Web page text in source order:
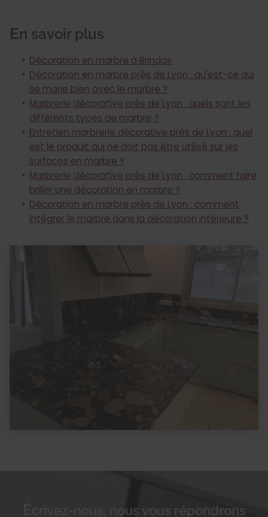
En savoir plus
Décoration en marbre à Brindas
Décoration en marbre près de Lyon : qu'est-ce qui
se marie bien avec le marbre ?
Marbrerie décorative près de Lyon : quels sont les
différents types de marbre ?
Entretien marbrerie décorative près de Lyon : quel
est le produit qui ne doit pas être utilisé sur les
surfaces en marbre ?
Marbrerie décorative près de Lyon : comment faire
briller une décoration en marbre ?
Décoration en marbre près de Lyon : comment
intégrer le marbre dans la décoration intérieure ?